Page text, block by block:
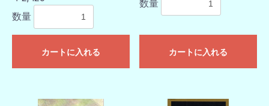
数量
カートに入れる
数量
カートに入れる